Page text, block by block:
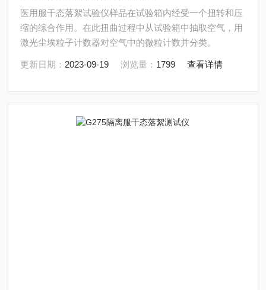
医用服干态落絮试验仪样品在试验箱内经受一个扭转和压
缩的综合作用。在此扭曲过程中从试验箱中抽取空气，用
激光尘埃粒子计数器对空气中的微粒计数并分类。
更新日期： 2023-09-19 浏览量： 1799 查看详情